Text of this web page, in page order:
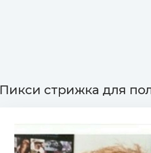
Пикси стрижка для